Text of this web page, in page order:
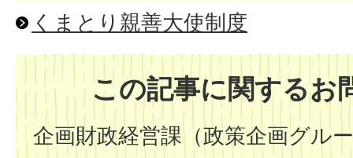
くまとり親善大使制度
この記事に関するお
企画財政経営課（政策企画グル